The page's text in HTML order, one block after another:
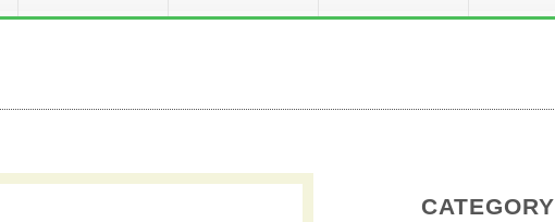
CATEGORY